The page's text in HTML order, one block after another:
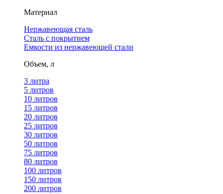
Материал
Нержавеющая сталь
Сталь с покрытием
Емкости из нержавеющей стали
Объем, л
3 литра
5 литров
10 литров
15 литров
20 литров
25 литров
30 литров
50 литров
75 литров
80 литров
100 литров
150 литров
200 литров